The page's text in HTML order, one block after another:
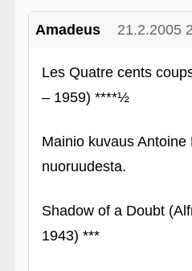
Amadeus 21.2.2005
Les Quatre cents
– 1959) ****½
Mainio kuvaus Antoine
nuoruudesta.
Shadow of a Doubt
1943) ***